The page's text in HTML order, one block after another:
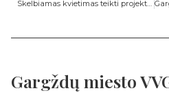
Gargždų miesto